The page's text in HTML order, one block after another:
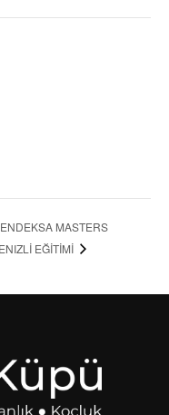
ENDEKSA MASTERS
EĞİTİMİ